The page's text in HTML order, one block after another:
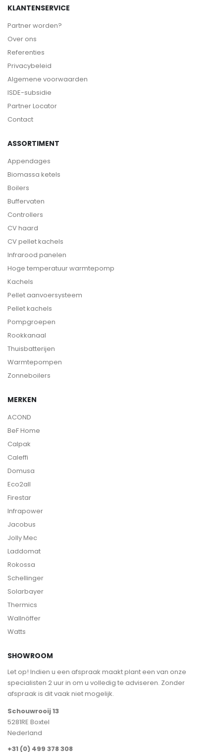
KLANTENSERVICE
Partner worden?
Over ons
Referenties
Privacybeleid
Algemene voorwaarden
ISDE-subsidie
Partner Locator
Contact
ASSORTIMENT
Appendages
Biomassa ketels
Boilers
Buffervaten
Controllers
CV haard
CV pellet kachels
Infrarood panelen
Hoge temperatuur warmtepomp
Kachels
Pellet aanvoersysteem
Pellet kachels
Pompgroepen
Rookkanaal
Thuisbatterijen
Warmtepompen
Zonneboilers
MERKEN
ACOND
BeF Home
Calpak
Caleffi
Domusa
Eco2all
Firestar
Infrapower
Jacobus
Jolly Mec
Laddomat
Rokossa
Schellinger
Solarbayer
Thermics
Wallnöffer
Watts
SHOWROOM
Let op! Indien u een afspraak maakt plant een van onze
specialisten 2 uur in om u volledig te adviseren. Zonder
afspraak is dit vaak niet mogelijk.
Schouwrooij 13
5281RE Boxtel
Nederland
+31 (0) 499 378 308